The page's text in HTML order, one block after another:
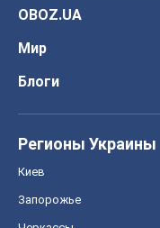
OBOZ.UA
Мир
Блоги
Регионы Украины
Киев
Запорожье